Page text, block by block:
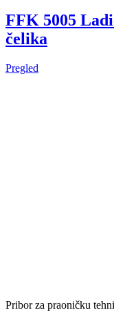
FFK 5005
čelika
Pregled
Pribor za praoničku